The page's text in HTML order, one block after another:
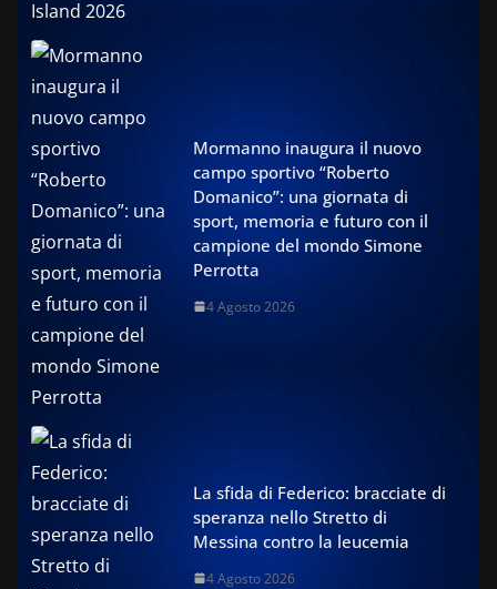
Mormanno inaugura il nuovo
campo sportivo “Roberto
Domanico”: una giornata di
sport, memoria e futuro con il
campione del mondo Simone
Perrotta
4 Agosto 2026
La sfida di Federico: bracciate di
speranza nello Stretto di
Messina contro la leucemia
4 Agosto 2026